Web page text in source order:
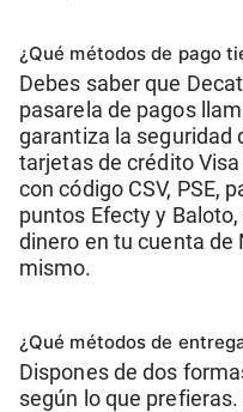
¿Qué métodos de pago
Debes saber que
pasarela de pagos
garantiza la seguridad
tarjetas de crédito
con código CSV, PSE,
puntos Efecty y
dinero en tu cuenta de
mismo.
¿Qué métodos de
Dispones de dos
según lo que